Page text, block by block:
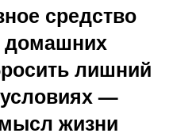
средство
домашних
лишний
—
жизни